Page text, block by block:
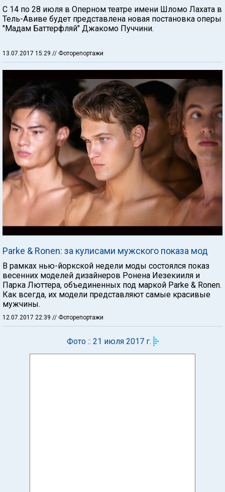
С 14 по 28 июля в Оперном театре имени Шломо Лахата в
Тель-Авиве будет представлена новая постановка оперы
"Мадам Баттерфляй" Джакомо Пуччини.
13.07.2017 15:29 // Фоторепортажи
Parke & Ronen: за кулисами мужского показа мод
В рамках нью-йоркской недели моды состоялся показ
весенних моделей дизайнеров Ронена Иезекииля и
Парка Люттера, объединенных под маркой Parke & Ronen.
Как всегда, их модели представляют самые красивые
мужчины.
12.07.2017 22:39 // Фоторепортажи
Фото :: 21 июля 2017 г.